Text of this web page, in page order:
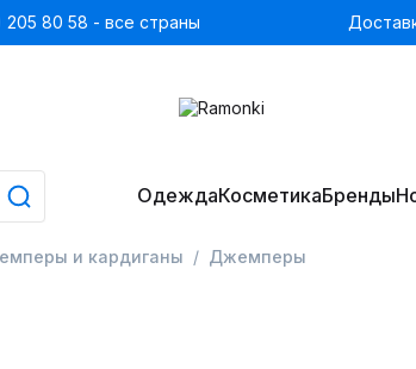
205 80 58 - все страны
ОдеждаКосметикаБренды
и кардиганы Джемперы